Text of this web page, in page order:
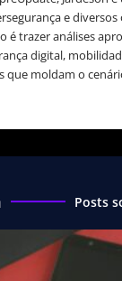
e
é trazer análises
digital,
que moldam o
Posts